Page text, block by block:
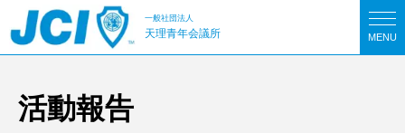
MENU
一般社団法人
天理青年会議所
活動報告